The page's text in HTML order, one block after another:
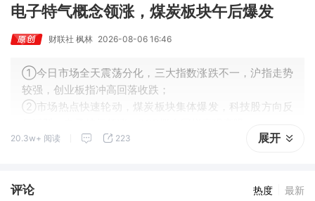
电子特气概念领涨，煤炭板块午后爆发
财联社 枫林 2026-08-06 16:46
①今日市场全天震荡分化，三大指数涨跌不一，沪指走势
较强，创业板指冲高回落收跌；
②市场热点快速轮动，煤炭板块集体爆发，科技股方向反
20.3w+ 阅读 223 展开
评论 热度 最新